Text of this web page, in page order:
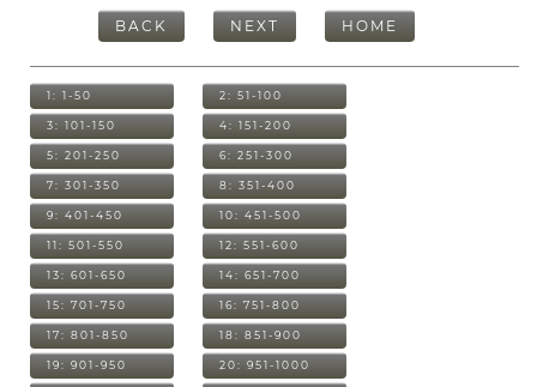
BACK NEXT HOME
1: 1-50 2: 51-100
3: 101-150 4: 151-200
5: 201-250 6: 251-300
7: 301-350 8: 351-400
9: 401-450 10: 451-500
11: 501-550 12: 551-600
13: 601-650 14: 651-700
15: 701-750 16: 751-800
17: 801-850 18: 851-900
19: 901-950 20: 951-1000